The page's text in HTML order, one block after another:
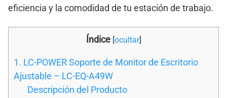
eficiencia y la comodidad de tu estación de trabajo.
Índice [ocultar]
1. LC-POWER Soporte de Monitor de Escritorio
Ajustable – LC-EQ-A49W
Descripción del Producto